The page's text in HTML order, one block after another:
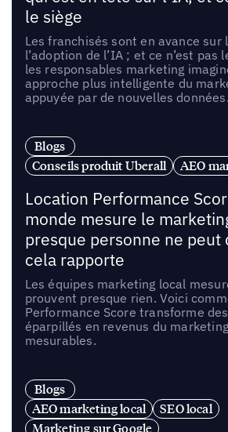
le siège
Les franchisés sont en avance sur
l’adoption de l’IA ; et ce n’est pas
les responsables marketing
approche plus intelligente du
appuyée par de nouvelles données.
Blogs
Conseils produit Uberall
AEO
Location Performance
monde mesure le
presque personne ne peut
cela rapporte
Les équipes marketing local
prouvent presque rien. Voici
Performance Score transforme
éparpillés en revenus du
mesurables.
Blogs
AEO marketing local
SEO local
Marketing sur Google